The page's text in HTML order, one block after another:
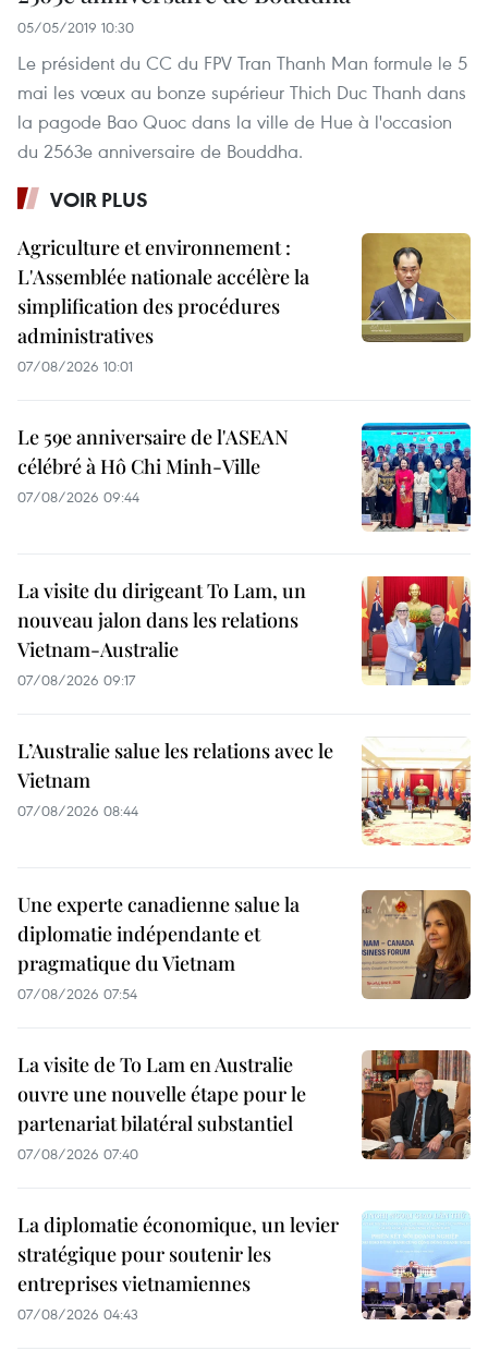
05/05/2019 10:30
Le président du CC du FPV Tran Thanh Man formule le 5
mai les vœux au bonze supérieur Thich Duc Thanh dans
la pagode Bao Quoc dans la ville de Hue à l'occasion
du 2563e anniversaire de Bouddha.
VOIR PLUS
Agriculture et environnement :
L'Assemblée nationale accélère la
simplification des procédures
administratives
07/08/2026 10:01
Le 59e anniversaire de l'ASEAN
célébré à Hô Chi Minh-Ville
07/08/2026 09:44
La visite du dirigeant To Lam, un
nouveau jalon dans les relations
Vietnam-Australie
07/08/2026 09:17
L’Australie salue les relations avec le
Vietnam
07/08/2026 08:44
Une experte canadienne salue la
diplomatie indépendante et
pragmatique du Vietnam
07/08/2026 07:54
La visite de To Lam en Australie
ouvre une nouvelle étape pour le
partenariat bilatéral substantiel
07/08/2026 07:40
La diplomatie économique, un levier
stratégique pour soutenir les
entreprises vietnamiennes
07/08/2026 04:43